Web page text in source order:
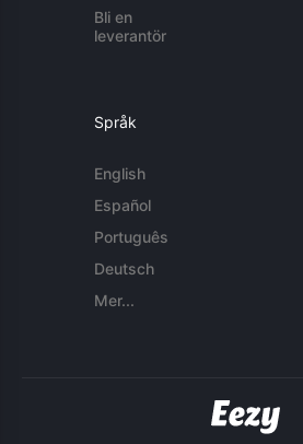
Bli en
leverantör
Språk
English
Español
Português
Deutsch
Mer...